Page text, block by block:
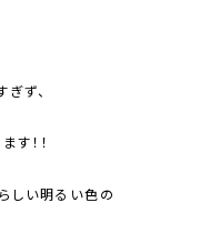
ず、
す！！
しい明るい色の